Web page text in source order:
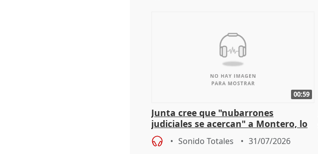
00:59
Junta cree que "nubarrones
judiciales se acercan" a Montero, lo
que la lleva a estar en el "ruido pe
Sonido Totales 31/07/2026